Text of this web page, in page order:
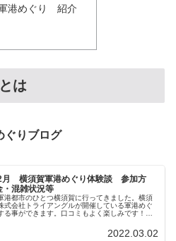
港めぐり 紹介
は
ぐりブログ
月 横須賀軍港めぐり体験談 参加方
・混雑状況等
港都市のひとつ横須賀に行ってきました。横須
式会社トライアングルが開催している軍港めぐ
る事ができます。口コミもよく楽しみです！
2022.03.02